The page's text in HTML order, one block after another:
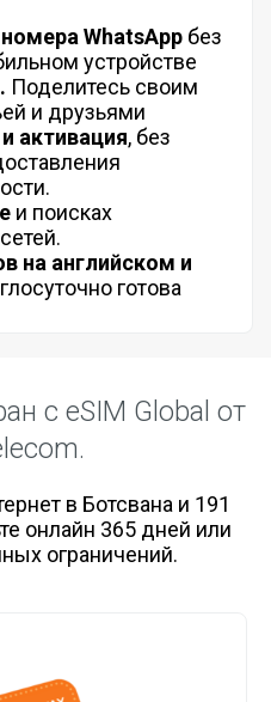
WhatsApp без
устройстве
Поделитесь своим
и друзьями
активация, без
и поисках
на английском и
готова
с eSIM Global от
в Ботсвана и 191
онлайн 365 дней или
ограничений.